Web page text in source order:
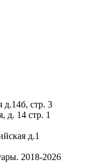
д.14б, стр. 3
д. 14 стр. 1
д.1
2018-2026